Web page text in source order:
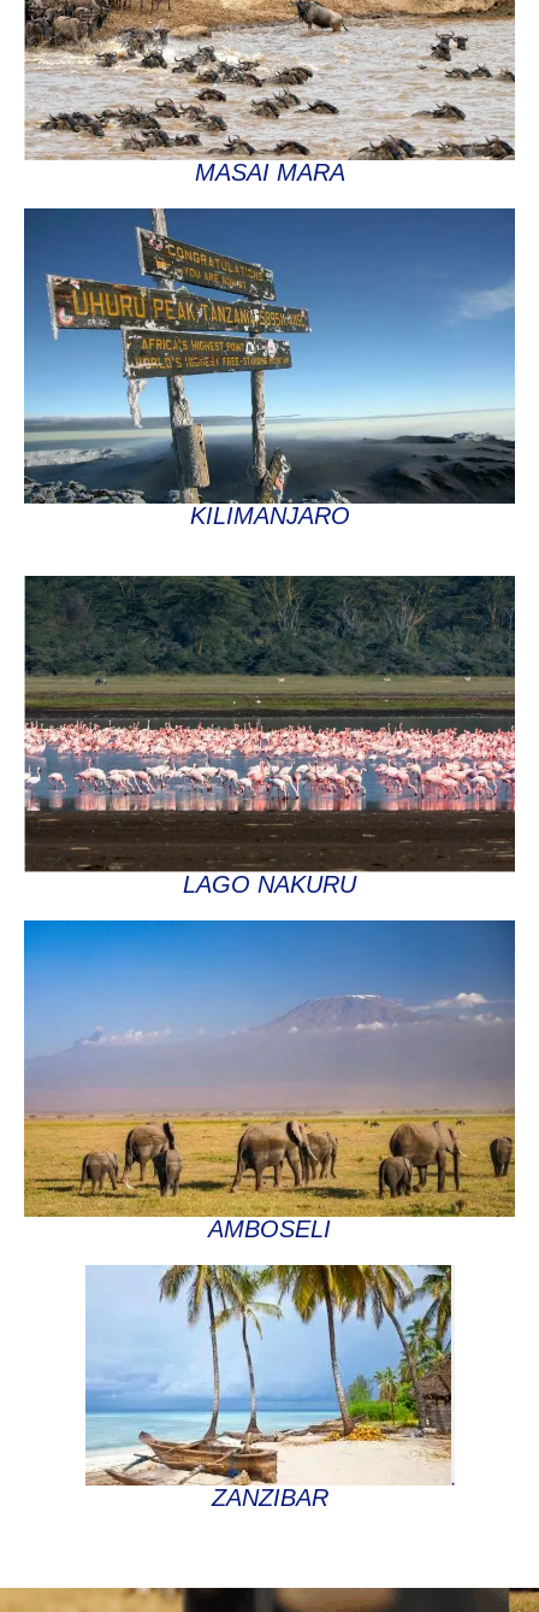
MASAI MARA
KILIMANJARO
LAGO NAKURU
AMBOSELI
ZANZIBAR